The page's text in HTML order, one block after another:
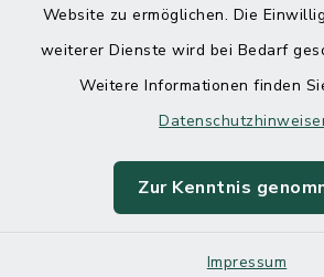
Website zu ermöglichen. Die
weiterer Dienste wird bei Bedarf
Weitere Informationen finden
Zur Kenntnis
Impressum
Impressum
Cookie-